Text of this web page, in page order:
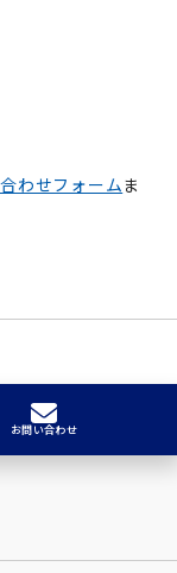
わせフォームま
お問い合わせ